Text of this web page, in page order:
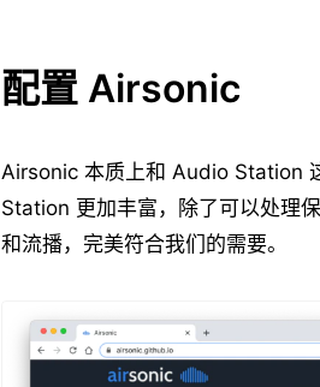
配置 Airsonic
Airsonic 本质上和 Audio Station
Station 更加丰富，除了可以处理
和流播，完美符合我们的需要。